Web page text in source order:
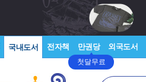
국내도서 전자책 만권당
첫달무료
외국도서